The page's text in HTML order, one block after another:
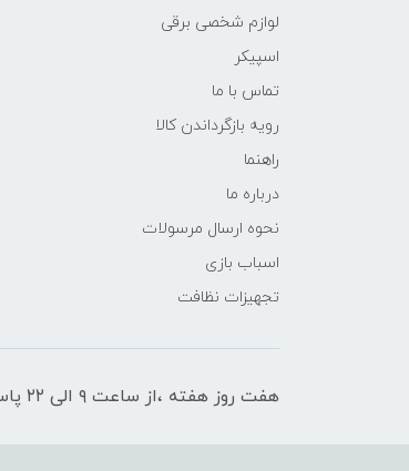
لوازم شخصی برقی
اسپیکر
تماس با ما
رویه بازگرداندن کالا
راهنما
درباره ما
نحوه ارسال مرسولات
اسباب بازی
تجهیزات نظافت
هفت روز هفته ،از ساعت ۹ الی ۲۲ پاسخگوی شما هستیم